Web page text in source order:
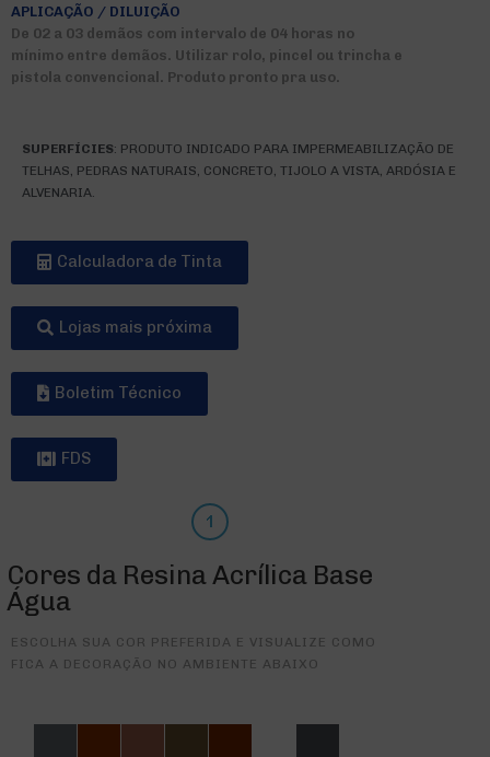
APLICAÇÃO / DILUIÇÃO
De 02 a 03 demãos com intervalo de 04 horas no
mínimo entre demãos. Utilizar rolo, pincel ou trincha e
pistola convencional. Produto pronto pra uso.
SUPERFÍCIES: PRODUTO INDICADO PARA IMPERMEABILIZAÇÃO DE
TELHAS, PEDRAS NATURAIS, CONCRETO, TIJOLO A VISTA, ARDÓSIA E
ALVENARIA.
Calculadora de Tinta
Lojas mais próxima
Boletim Técnico
FDS
Cores da Resina Acrílica Base
Água
ESCOLHA SUA COR PREFERIDA E VISUALIZE COMO
FICA A DECORAÇÃO NO AMBIENTE ABAIXO